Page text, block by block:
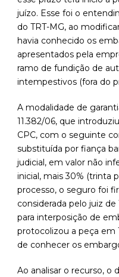
juízo. Esse foi o
do TRT-MG, ao
havia conhecido os
apresentados pela
ramo de fundição de
intempestivos (fora do
A modalidade de
11.382/06, que
CPC, com o seguinte
substituída por fiança
judicial, em valor não
inicial, mais 30% (trinta
processo, o seguro foi
considerada pelo juiz de
para interposição de
protocolizou a peça em
de conhecer os
Ao analisar o recurso, o